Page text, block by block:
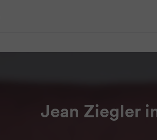
Jean Ziegler